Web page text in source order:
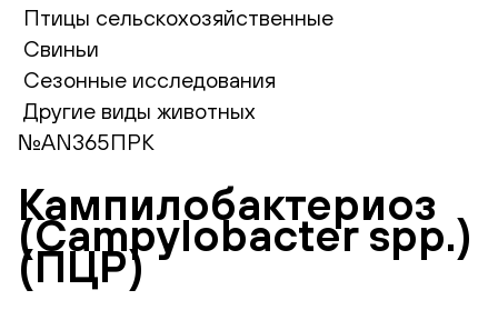
Птицы сельскохозяйственные
Свиньи
Сезонные исследования
Другие виды животных
№AN365ПРК
Кампилобактериоз
(Campylobacter spp.)
(ПЦР)